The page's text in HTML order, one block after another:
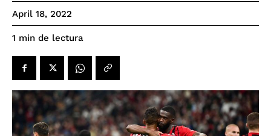
April 18, 2022
1 min de lectura